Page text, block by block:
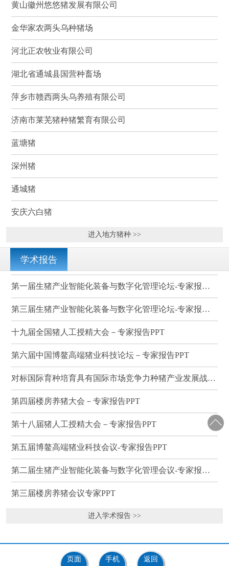
黄山徽州悠悠猪发展有限公司
金华家农两头乌种猪场
河北正农牧业有限公司
湖北省通城县国营种畜场
萍乡市赣西两头乌养殖有限公司
济南市莱芜猪种猪繁育有限公司
蓝塘猪
深州猪
通城猪
安庆六白猪
进入地方猪种 >>
学术报告
第一届生猪产业智能化装备与数字化管理论坛-专家报告PPT
第三届生猪产业智能化装备与数字化管理论坛-专家报告PPT
十九届全国猪人工授精大会－专家报告PPT
第六届中国博鳌高端猪业科技论坛－专家报告PPT
对标国际育种培育具有国际市场竞争力种猪产业发展战略研讨会－专家报告PPT
第四届楼房养猪大会－专家报告PPT
第十八届猪人工授精大会－专家报告PPT
第五届博鳌高端猪业科技会议-专家报告PPT
第二届生猪产业智能化装备与数字化管理会议-专家报告PPT
第三届楼房养猪会议专家PPT
进入学术报告 >>
页面 手机 返回